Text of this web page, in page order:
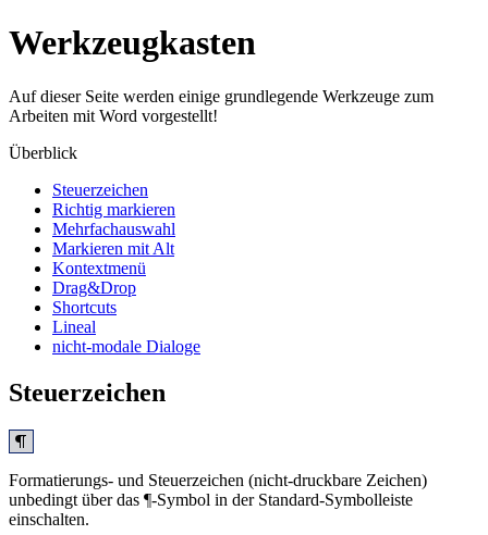
Werkzeugkasten
Auf dieser Seite werden einige grundlegende Werkzeuge zum
Arbeiten mit Word vorgestellt!
Überblick
Steuerzeichen
Richtig markieren
Mehrfachauswahl
Markieren mit Alt
Kontextmenü
Drag&Drop
Shortcuts
Lineal
nicht-modale Dialoge
Steuerzeichen
Formatierungs- und Steuerzeichen (nicht-druckbare Zeichen)
unbedingt über das ¶-Symbol in der Standard-Symbolleiste
einschalten.